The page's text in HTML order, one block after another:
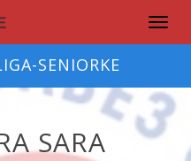
SENIORKE
SARA